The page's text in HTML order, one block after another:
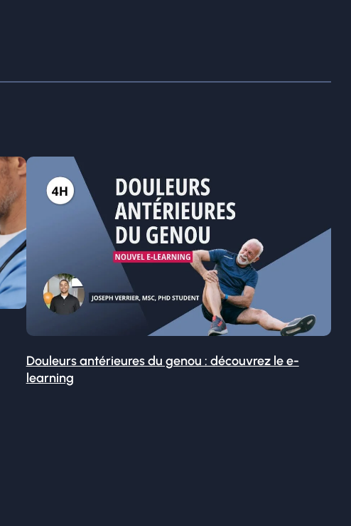
Douleurs antérieures du genou : découvrez le e-
learning